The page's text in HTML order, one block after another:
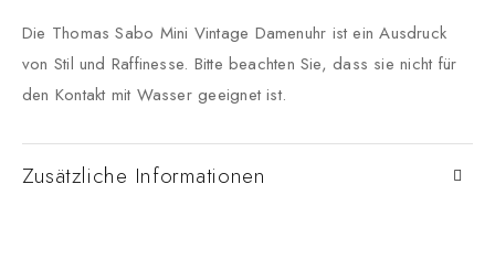
Die Thomas Sabo Mini Vintage Damenuhr ist ein Ausdruck
von Stil und Raffinesse. Bitte beachten Sie, dass sie nicht für
den Kontakt mit Wasser geeignet ist.
Zusätzliche Informationen